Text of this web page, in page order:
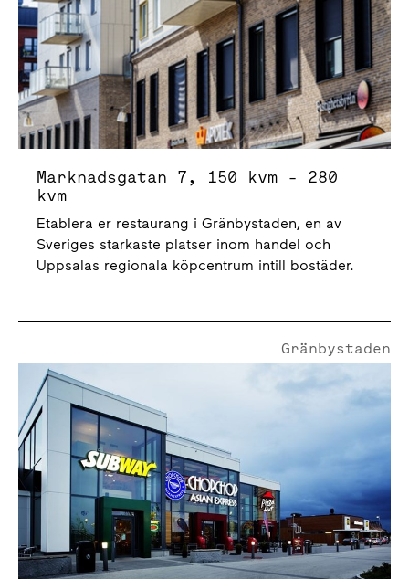
Marknadsgatan 7, 150 kvm - 280
kvm
Etablera er restaurang i Gränbystaden, en av
Sveriges starkaste platser inom handel och
Uppsalas regionala köpcentrum intill bostäder.
Takpannegatan 21
Gränbystaden